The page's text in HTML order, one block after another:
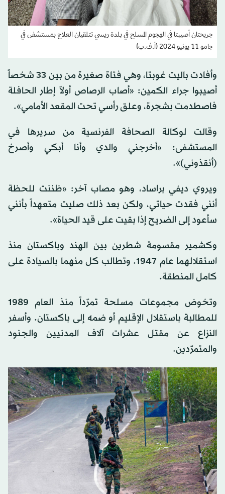
جريحتان أصيبتا في الهجوم المسلح في بلدة ريسي تتلقيان العلاج بمستشفى في
جامو 11 يونيو 2024 (أ.ف.ب)
وأفادت باليت غوبتا، وهي فتاة صغيرة من بين 33 شخصاً
أصيبوا جراء الكمين: «أصاب الرصاص أولاً إطار الحافلة
فاصطدمت بشجرة، وعلق رأسي تحت المقعد الأمامي».
وقالت لوكالة الصحافة الفرنسية من سريرها في
المستشفى: «أخرجني والدي وأنا أبكي وأصرخ
(أنقذوني)».
ويروي ديفي براساد، وهو مصاب آخر: «ظننت للحظة
أنني فقدت حياتي، ولكن بعد ذلك صليت متعهداً بأنني
سأعود إلى الضريح إذا بقيت على قيد الحياة».
وكشمير مقسومة شطرين بين الهند وباكستان منذ
استقلالهما عام 1947. وتطالب كل منهما بالسيادة على
كامل المنطقة.
وتخوض مجموعات مسلحة تمرّداً منذ العام 1989
للمطالبة باستقلال الإقليم أو ضمه إلى باكستان. وأسفر
النزاع عن مقتل عشرات آلاف المدنيين والجنود
والمتمرّدين.